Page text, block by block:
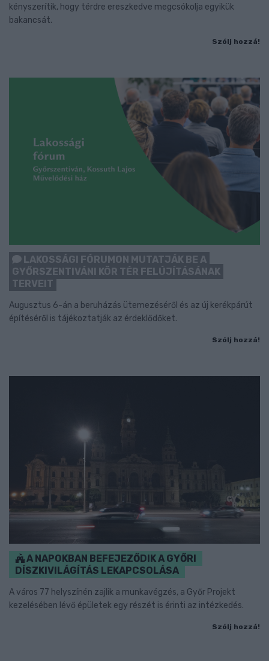
kényszerítik, hogy térdre ereszkedve megcsókolja egyikük
bakancsát.
Szólj hozzá!
LAKOSSÁGI FÓRUMON MUTATJÁK BE A
GYŐRSZENTIVÁNI KÖR TÉR FELÚJÍTÁSÁNAK
TERVEIT
Augusztus 6-án a beruházás ütemezéséről és az új kerékpárút
építéséről is tájékoztatják az érdeklődőket.
Szólj hozzá!
A NAPOKBAN BEFEJEZŐDIK A GYŐRI
DÍSZKIVILÁGÍTÁS LEKAPCSOLÁSA
A város 77 helyszínén zajlik a munkavégzés, a Győr Projekt
kezelésében lévő épületek egy részét is érinti az intézkedés.
Szólj hozzá!